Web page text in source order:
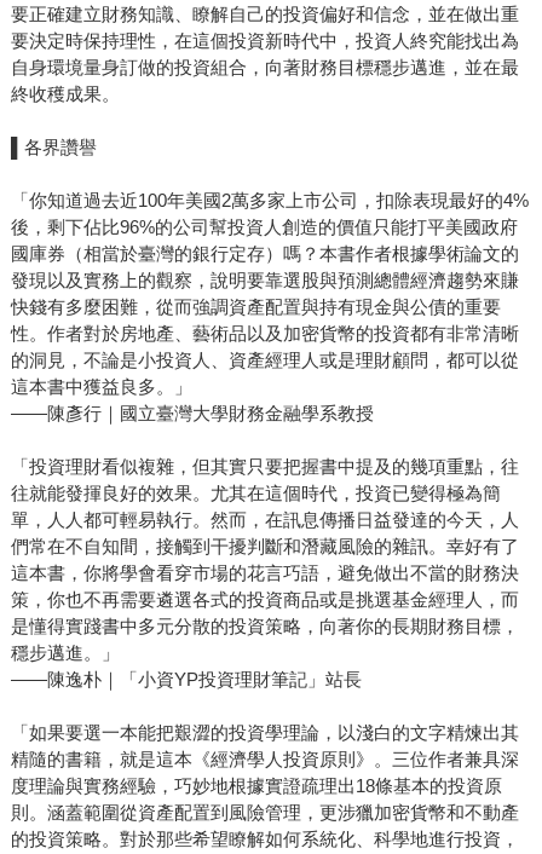
要正確建立財務知識、瞭解自己的投資偏好和信念，並在做出重
要決定時保持理性，在這個投資新時代中，投資人終究能找出為
自身環境量身訂做的投資組合，向著財務目標穩步邁進，並在最
終收穫成果。
▌各界讚譽
「你知道過去近100年美國2萬多家上市公司，扣除表現最好的4%
後，剩下佔比96%的公司幫投資人創造的價值只能打平美國政府
國庫券（相當於臺灣的銀行定存）嗎？本書作者根據學術論文的
發現以及實務上的觀察，說明要靠選股與預測總體經濟趨勢來賺
快錢有多麼困難，從而強調資產配置與持有現金與公債的重要
性。作者對於房地產、藝術品以及加密貨幣的投資都有非常清晰
的洞見，不論是小投資人、資產經理人或是理財顧問，都可以從
這本書中獲益良多。」
——陳彥行｜國立臺灣大學財務金融學系教授
「投資理財看似複雜，但其實只要把握書中提及的幾項重點，往
往就能發揮良好的效果。尤其在這個時代，投資已變得極為簡
單，人人都可輕易執行。然而，在訊息傳播日益發達的今天，人
們常在不自知間，接觸到干擾判斷和潛藏風險的雜訊。幸好有了
這本書，你將學會看穿市場的花言巧語，避免做出不當的財務決
策，你也不再需要遴選各式的投資商品或是挑選基金經理人，而
是懂得實踐書中多元分散的投資策略，向著你的長期財務目標，
穩步邁進。」
——陳逸朴｜「小資YP投資理財筆記」站長
「如果要選一本能把艱澀的投資學理論，以淺白的文字精煉出其
精隨的書籍，就是這本《經濟學人投資原則》。三位作者兼具深
度理論與實務經驗，巧妙地根據實證疏理出18條基本的投資原
則。涵蓋範圍從資產配置到風險管理，更涉獵加密貨幣和不動產
的投資策略。對於那些希望瞭解如何系統化、科學地進行投資，